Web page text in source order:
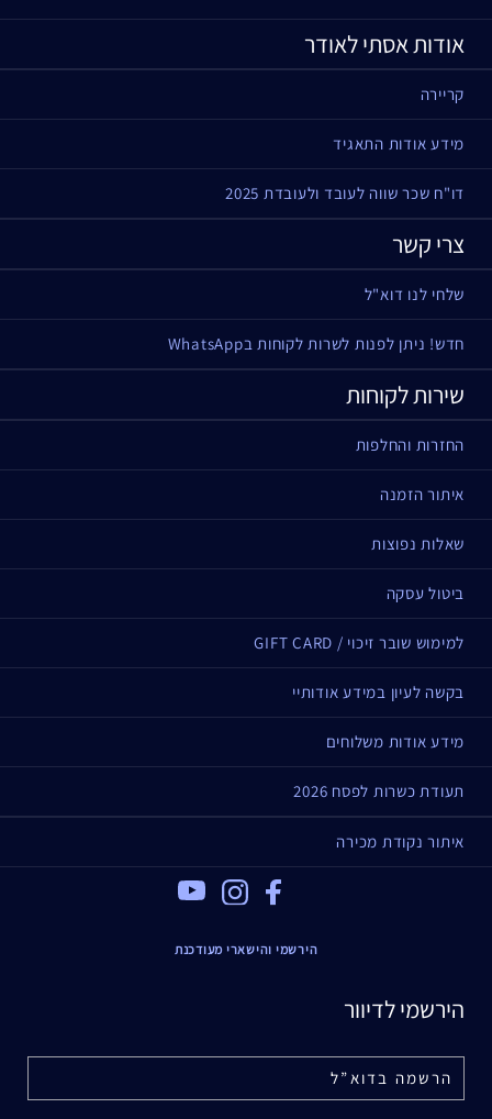
אודות אסתי לאודר
קריירה
מידע אודות התאגיד
דו"ח שכר שווה לעובד ולעובדת 2025
צרי קשר
שלחי לנו דוא"ל
חדש! ניתן לפנות לשרות לקוחות בWhatsApp
שירות לקוחות
החזרות והחלפות
איתור הזמנה
שאלות נפוצות
ביטול עסקה
למימוש שובר זיכוי / GIFT CARD
בקשה לעיון במידע אודותיי
מידע אודות משלוחים
תעודת כשרות לפסח 2026
איתור נקודת מכירה
Facebook
הירשמי והישארי מעודכנת
הירשמי לדיוור